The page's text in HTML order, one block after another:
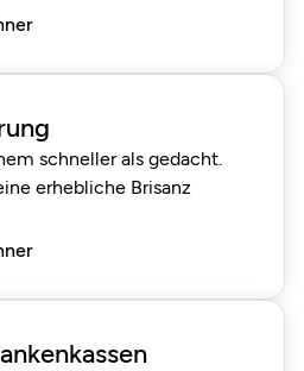
schneller als gedacht.
erhebliche Brisanz